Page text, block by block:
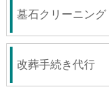
墓石クリーニング
改葬手続き代行